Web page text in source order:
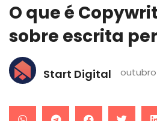
O que é
sobre escrita
Start Digital outubro